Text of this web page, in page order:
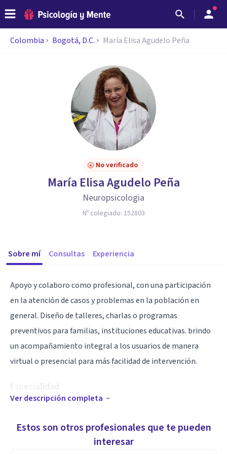
Colombia Bogotá, D.C. María Elisa Agudelo Peña
No verificado
María Elisa Agudelo Peña
Neuropsicologia
Nº colegiado: 152803
Sobre mí Consultas Experiencia
Apoyo y colaboro como profesional, con una participación
en la atención de casos y problemas en la población en
general. Diseño de talleres, charlas o programas
preventivos para familias, instituciones educativas. brindo
un acompañamiento integral a los usuarios de manera
virtual o presencial para más facilidad de intervención.
Especialidad
Soy Neuropsicóloga especializada en evaluación, detección
y de aprendizaje en niños, adolescentes y adultos.
Ver descripción completa
Estos son otros profesionales que te pueden
interesar